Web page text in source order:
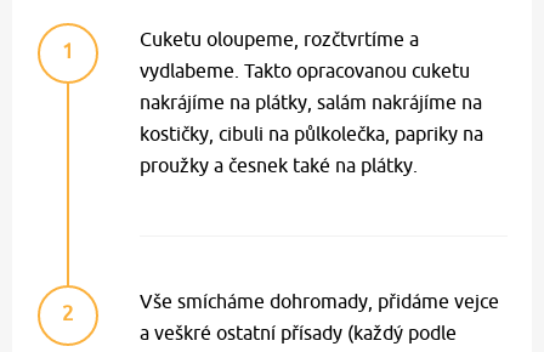
1
Cuketu oloupeme, rozčtvrtíme a
vydlabeme. Takto opracovanou cuketu
nakrájíme na plátky, salám nakrájíme na
kostičky, cibuli na půlkolečka, papriky na
proužky a česnek také na plátky.
2
Vše smícháme dohromady, přidáme vejce
a veškré ostatní přísady (každý podle